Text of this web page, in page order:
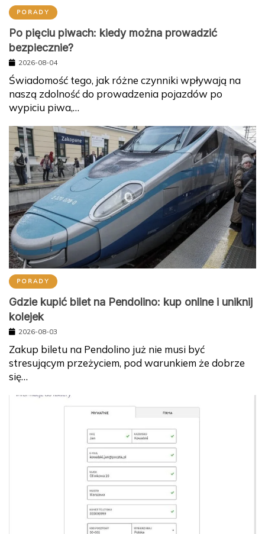
PORADY
Po pięciu piwach: kiedy można prowadzić
bezpiecznie?
2026-08-04
Świadomość tego, jak różne czynniki wpływają na
naszą zdolność do prowadzenia pojazdów po
wypiciu piwa,…
PORADY
Gdzie kupić bilet na Pendolino: kup online i uniknij
kolejek
2026-08-03
Zakup biletu na Pendolino już nie musi być
stresującym przeżyciem, pod warunkiem że dobrze
się…